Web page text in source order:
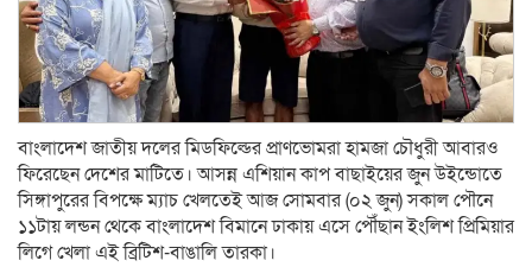
বাংলাদেশ জাতীয় দলের মিডফিল্ডের প্রাণভোমরা হামজা চৌধুরী আবারও
ফিরেছেন দেশের মাটিতে। আসন্ন এশিয়ান কাপ বাছাইয়ের জুন উইন্ডোতে
সিঙ্গাপুরের বিপক্ষে ম্যাচ খেলতেই আজ সোমবার (০২ জুন) সকাল পৌনে
১১টায় লন্ডন থেকে বাংলাদেশ বিমানে ঢাকায় এসে পৌঁছান ইংলিশ প্রিমিয়ার
লিগে খেলা এই ব্রিটিশ-বাঙালি তারকা।